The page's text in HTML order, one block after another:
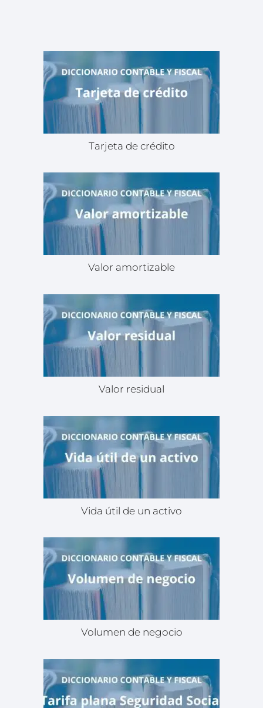
Tarjeta de crédito
Valor amortizable
Valor residual
Vida útil de un activo
Volumen de negocio